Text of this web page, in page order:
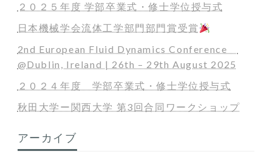
２０２５年度 学部卒業式・修士学位授与式
日本機械学会流体工学部門部門賞受賞
2nd European Fluid Dynamics Conference
@Dublin, Ireland | 26th – 29th August 2025
２０２４年度 学部卒業式・修士学位授与式
秋田大学ー関西大学 第3回合同ワークショップ
アーカイブ